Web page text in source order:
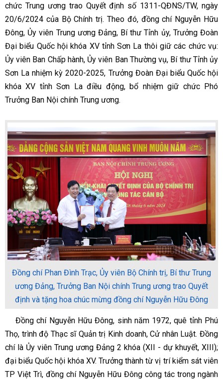
chức Trung ương trao Quyết định số 1311-QĐNS/TW, ngày
20/6/2024 của Bộ Chính trị. Theo đó, đồng chí Nguyễn Hữu
Đông, Ủy viên Trung ương Đảng, Bí thư Tỉnh ủy, Trưởng Đoàn
Đại biểu Quốc hội khóa XV tỉnh Sơn La thôi giữ các chức vụ:
Ủy viên Ban Chấp hành, Ủy viên Ban Thường vụ, Bí thư Tỉnh ủy
Sơn La nhiệm kỳ 2020-2025, Trưởng Đoàn Đại biểu Quốc hội
khóa XV tỉnh Sơn La điều động, bổ nhiệm giữ chức Phó
Trưởng Ban Nội chính Trung ương.
Đồng chí Phan Đình Trạc, Ủy viên Bộ Chính trị, Bí thư Trung
ương Đảng, Trưởng Ban Nội chính Trung ương trao Quyết
định và tặng hoa chúc mừng đồng chí Nguyễn Hữu Đông
Đồng chí Nguyễn Hữu Đông, sinh năm 1972, quê tỉnh Phú
Thọ, trình độ Thạc sĩ Quản trị Kinh doanh, Cử nhân Luật. Đồng
chí là Ủy viên Trung ương Đảng 2 khóa (XII - dự khuyết, XIII);
đại biểu Quốc hội khóa XV. Trưởng thành từ vị trí kiểm sát viên
TP Việt Trì, đồng chí Nguyễn Hữu Đông công tác trong ngành